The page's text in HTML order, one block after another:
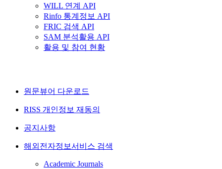
WILL 연계 API
Rinfo 통계정보 API
FRIC 검색 API
SAM 분석활용 API
활용 및 참여 현황
원문뷰어 다운로드
RISS 개인정보 재동의
공지사항
해외전자정보서비스 검색
Academic Journals